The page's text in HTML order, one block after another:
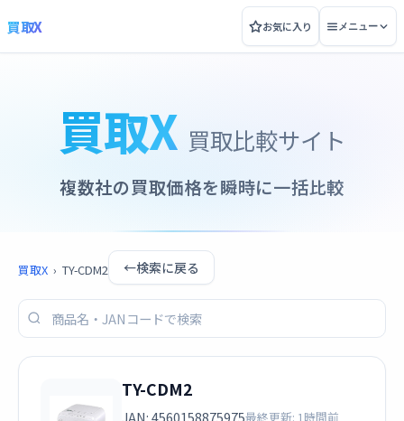
買取X お気に入り メニュー
買取X 買取比較サイト
複数社の買取価格を瞬時に一括比較
買取X › TY-CDM2 ←検索に戻る
TY-CDM2
JAN: 4560158875975最終更新: 1時間前